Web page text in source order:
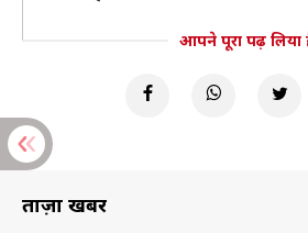
आपने पूरा पढ़ लिया
ताज़ा खबरें